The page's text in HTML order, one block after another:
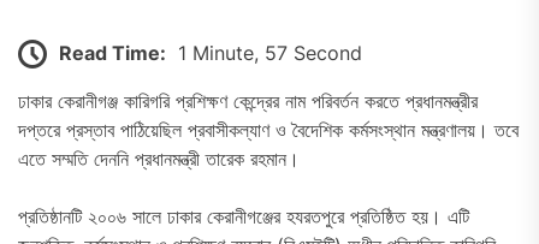
Read Time: 1 Minute, 57 Second
ঢাকার কেরানীগঞ্জ কারিগরি প্রশিক্ষণ কেন্দ্রের নাম পরিবর্তন করতে প্রধানমন্ত্রীর
দপ্তরে প্রস্তাব পাঠিয়েছিল প্রবাসীকল্যাণ ও বৈদেশিক কর্মসংস্থান মন্ত্রণালয়। তবে
এতে সম্মতি দেননি প্রধানমন্ত্রী তারেক রহমান।
প্রতিষ্ঠানটি ২০০৬ সালে ঢাকার কেরানীগঞ্জের হযরতপুরে প্রতিষ্ঠিত হয়। এটি